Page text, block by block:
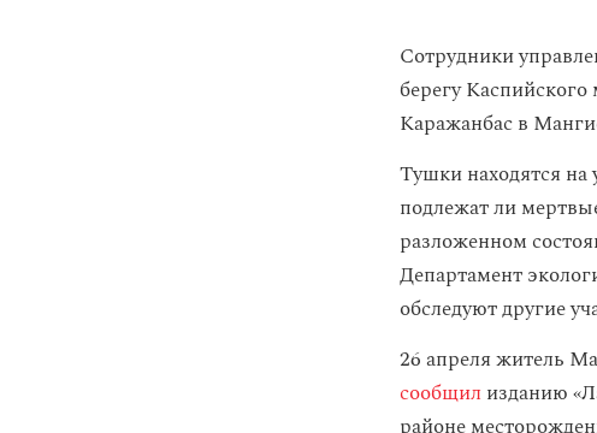
Сотрудники
берегу
Каражанбас в
Тушки находятся на
подлежат ли
разложенном
Департамент
обследуют другие
26 апреля житель
сообщил изданию